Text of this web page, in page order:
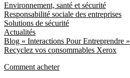
Environnement, santé et sécurité
Responsabilité sociale des entreprises
Solutions de sécurité
Actualités
Blog « Interactions Pour Entreprendre »
Recyclez vos consommables Xerox
Comment acheter